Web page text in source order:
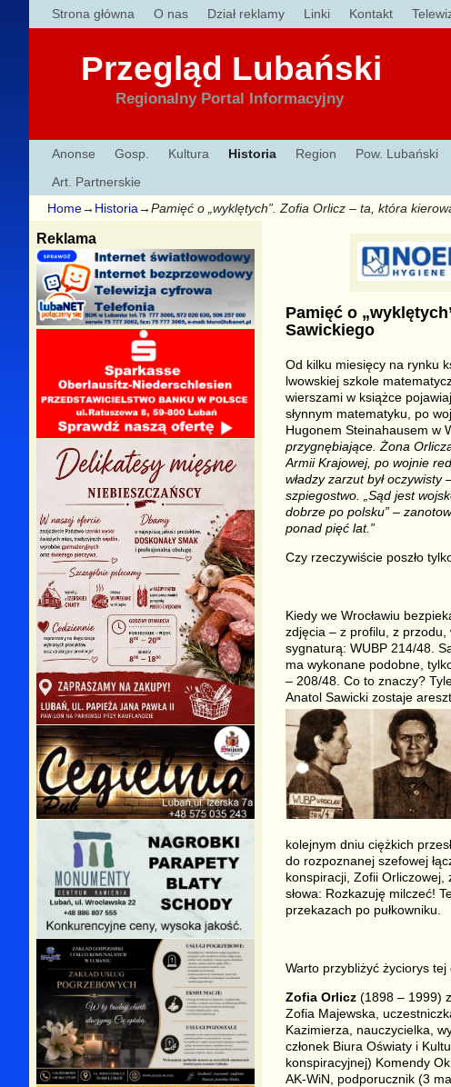
Strona główna O nas Dział reklamy Linki Kontakt
Przegląd Lubański
Regionalny Portal Informacyjny
Anonse Gosp. Kultura Historia Region Pow. Lubański
Art. Partnerskie
Home→ Historia→Pamięć o „wyklętych”. Zofia Orlicz – ta, która
Pamięć o
Sawickiego
Od kilku miesięcy na rynku
lwowskiej szkole
wierszami w książce
słynnym matematyku, po
Hugonem Steinahausem w
przygnębiające. Żona
Armii Krajowej, po wojnie
władzy zarzut był
szpiegostwo. „Sąd jest
dobrze po polsku” –
ponad pięć lat.”
Czy rzeczywiście poszło
Kiedy we Wrocławiu
zdjęcia – z profilu, z przodu,
sygnaturą: WUBP 214/48.
ma wykonane podobne,
– 208/48. Co to znaczy?
Anatol Sawicki zostaje
kolejnym dniu ciężkich
do rozpoznanej szefowej
konspiracji, Zofii Orliczowej,
słowa: Rozkazuję milczeć!
przekazach po pułkowniku.
Warto przybliżyć życiorys tej
Zofia Orlicz (1898 – 1999)
Zofia Majewska,
Kazimierza, nauczycielka,
członek Biura Oświaty i
konspiracyjnej) Komendy
AK-WiN, podporucznik (3
Reklama